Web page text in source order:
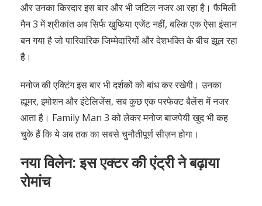
और उनका किरदार इस बार और भी जटिल नजर आ रहा है। फैमिली
मैन 3 में श्रीकांत अब सिर्फ खुफिया एजेंट नहीं, बल्कि एक ऐसा इंसान
बन गया है जो पारिवारिक जिम्मेदारियों और देशभक्ति के बीच झूल रहा
है।
मनोज की एक्टिंग इस बार भी दर्शकों को बांध कर रखेगी। उनका
ह्यूमर, इमोशन और इंटेलिजेंस, सब कुछ एक परफेक्ट बैलेंस में नजर
आता है। Family Man 3 को लेकर मनोज बाजपेयी खुद भी कह
चुके हैं कि ये अब तक का सबसे चुनौतीपूर्ण सीज़न होगा।
नया विलेन: इस एक्टर की एंट्री ने बढ़ाया
रोमांच